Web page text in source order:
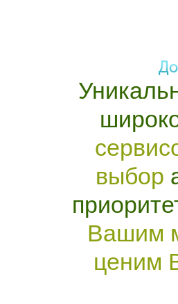
выбор
Вашим
ценим